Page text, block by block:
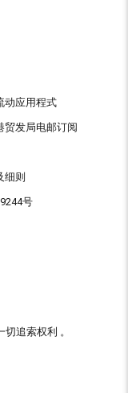
动应用程式
贸发局电邮订阅
细则
号
追索权利 。